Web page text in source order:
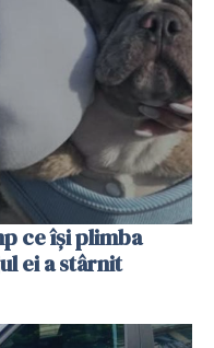
ce își plimba
ei a stârnit